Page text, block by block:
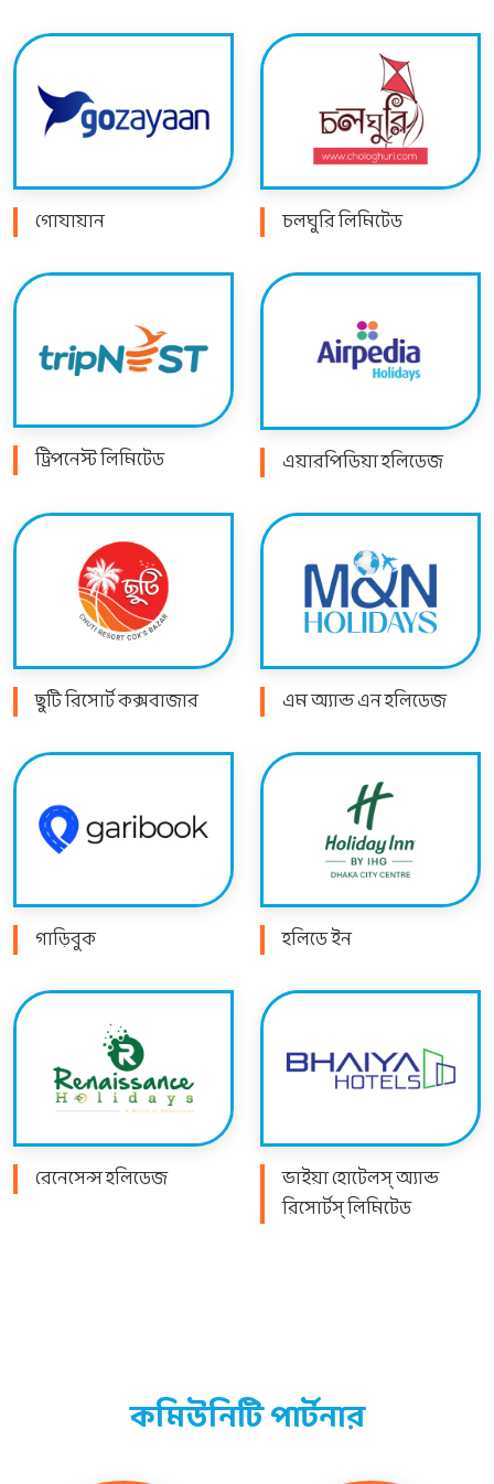
গোযায়ান চলঘুরি লিমিটেড
ট্রিপনেস্ট লিমিটেড এয়ারপিডিয়া হলিডেজ
ছুটি রিসোর্ট কক্সবাজার এম অ্যান্ড এন হলিডেজ
গাড়িবুক হলিডে ইন
রেনেসেন্স হলিডেজ
ভাইয়া হোটেলস্ অ্যান্ড
রিসোর্টস্ লিমিটেড
কমিউনিটি পার্টনার